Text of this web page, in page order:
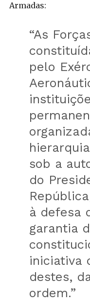
Armadas:
“As
pelo
sob a
do
à defesa
garantia
iniciativa
destes,
ordem.”